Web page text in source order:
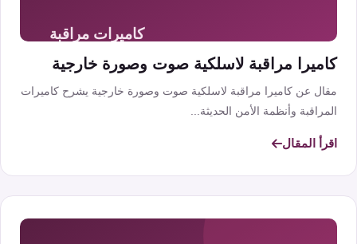
كاميرا مراقبة لاسلكية صوت وصورة خارجية
مقال عن كاميرا مراقبة لاسلكية صوت وصورة خارجية يشرح كاميرات
المراقبة وأنظمة الأمن الحديثة...
اقرأ المقال